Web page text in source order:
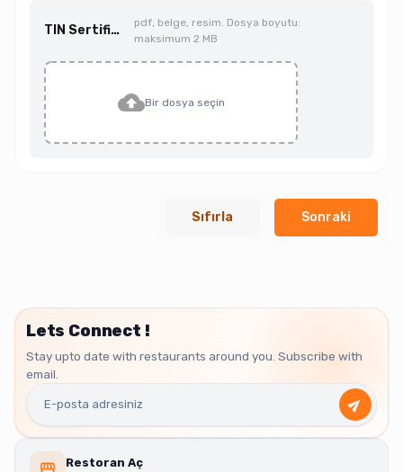
TIN Sertifikası
pdf, belge, resim. Dosya boyutu:
maksimum 2 MB
Bir dosya seçin
Sıfırla Sonraki
Lets Connect !
Stay upto date with restaurants around you. Subscribe with
email.
Restoran Aç